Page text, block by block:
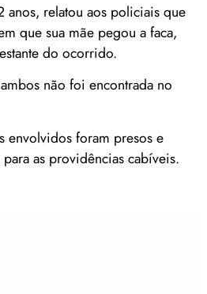
relatou aos policiais que
que sua mãe pegou a faca,
do ocorrido.
não foi encontrada no
envolvidos foram presos e
as providências cabíveis.